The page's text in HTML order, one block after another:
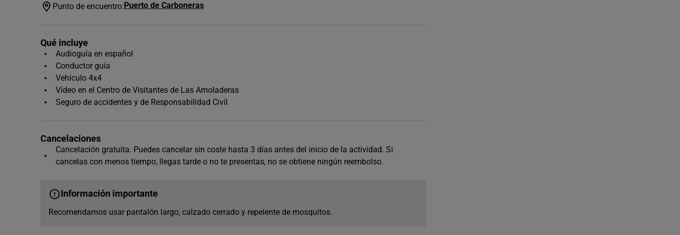
Punto de encuentro:Puerto de Carboneras
Qué incluye
Audioguía en español
Conductor guía
Vehículo 4x4
Vídeo en el Centro de Visitantes de Las Amoladeras
Seguro de accidentes y de Responsabilidad Civil
Cancelaciones
Cancelación gratuita. Puedes cancelar sin coste hasta 3 días antes del inicio de la actividad. Si
cancelas con menos tiempo, llegas tarde o no te presentas, no se obtiene ningún reembolso.
Información importante
Recomendamos usar pantalón largo, calzado cerrado y repelente de mosquitos.